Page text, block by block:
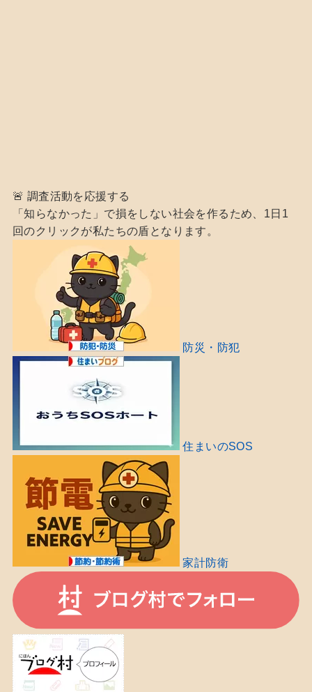
🚨 調査活動を応援する
「知らなかった」で損をしない社会を作るため、1日1
回のクリックが私たちの盾となります。
防災・防犯
住まいのSOS
家計防衛